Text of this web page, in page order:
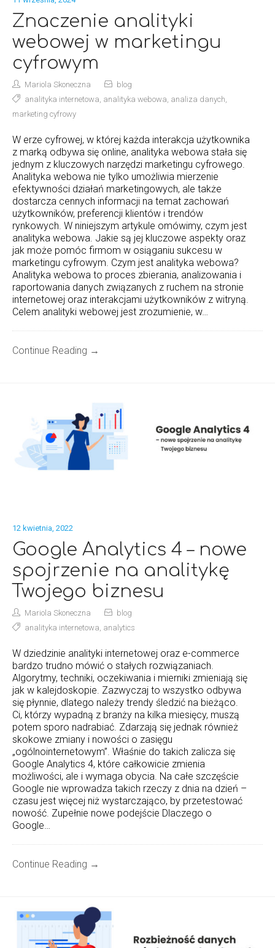
Znaczenie analityki
webowej w marketingu
cyfrowym
Mariola Skoneczna
blog
analityka internetowa analityka webowa analiza danych
marketing cyfrowy
W erze cyfrowej, w której każda interakcja użytkownika
z marką odbywa się online, analityka webowa stała się
jednym z kluczowych narzędzi marketingu cyfrowego.
Analityka webowa nie tylko umożliwia mierzenie
efektywności działań marketingowych, ale także
dostarcza cennych informacji na temat zachowań
użytkowników, preferencji klientów i trendów
rynkowych. W niniejszym artykule omówimy, czym jest
analityka webowa. Jakie są jej kluczowe aspekty oraz
jak może pomóc firmom w osiąganiu sukcesu w
marketingu cyfrowym. Czym jest analityka webowa?
Analityka webowa to proces zbierania, analizowania i
raportowania danych związanych z ruchem na stronie
internetowej oraz interakcjami użytkowników z witryną.
Celem analityki webowej jest zrozumienie, w…
Continue Reading →
12 kwietnia, 2022
Google Analytics 4 – nowe
spojrzenie na analitykę
Twojego biznesu
Mariola Skoneczna
blog
analityka internetowa analytics
W dziedzinie analityki internetowej oraz e-commerce
bardzo trudno mówić o stałych rozwiązaniach.
Algorytmy, techniki, oczekiwania i mierniki zmieniają się
jak w kalejdoskopie. Zazwyczaj to wszystko odbywa
się płynnie, dlatego należy trendy śledzić na bieżąco.
Ci, którzy wypadną z branży na kilka miesięcy, muszą
potem sporo nadrabiać. Zdarzają się jednak również
skokowe zmiany i nowości o zasięgu
„ogólnointernetowym”. Właśnie do takich zalicza się
Google Analytics 4, które całkowicie zmienia
możliwości, ale i wymaga obycia. Na całe szczęście
Google nie wprowadza takich rzeczy z dnia na dzień –
czasu jest więcej niż wystarczająco, by przetestować
nowość. Zupełnie nowe podejście Dlaczego o
Google…
Continue Reading →